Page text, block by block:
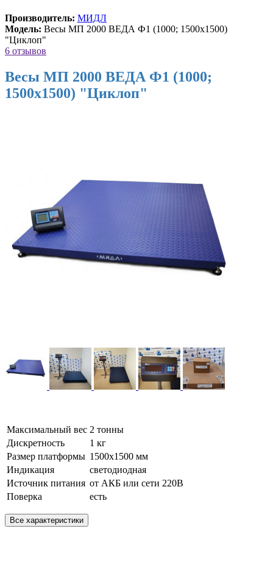
Производитель: МИДЛ
Модель: Весы МП 2000 ВЕДА Ф1 (1000; 1500х1500)
"Циклоп"
6 отзывов
Весы МП 2000 ВЕДА Ф1 (1000;
1500х1500) "Циклоп"
Максимальный вес 2 тонны
Дискретность
1 кг
Размер платформы 1500х1500 мм
Индикация
светодиодная
Источник питания от АКБ или сети 220В
Поверка
есть
Все характеристики